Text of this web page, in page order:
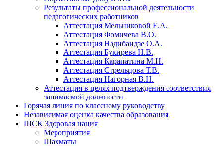
Результаты профессиональной деятельности
педагогических работников
Аттестация Мельниковой Е.А.
Аттестация Фомичева В.О.
Аттестация Надибаидзе О.А.
Аттестация Букирева Н.В.
Аттестация Карапатина М.Н.
Аттестация Стрельцова Т.В.
Аттестация Нагорная В.Н.
Аттестация в целях подтверждения соответствия
занимаемой должности
Горячая линия по классному руководству
Независимая оценка качества образования
ШСК Здоровая нация
Мероприятия
Шахматы